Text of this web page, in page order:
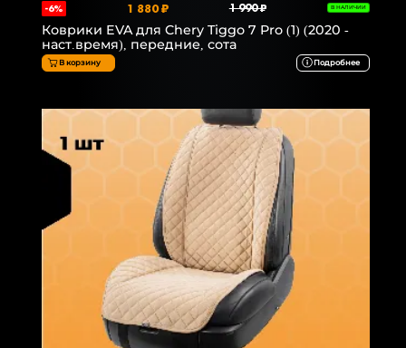
-6% 1 880 ₽ 1 990 ₽ В НАЛИЧИИ
Коврики EVA для Chery Tiggo 7 Pro (1) (2020 -
наст.время), передние, сота
В корзину Подробнее